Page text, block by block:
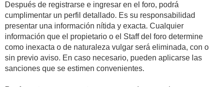
Después de registrarse e ingresar en el foro, podrá
cumplimentar un perfil detallado. Es su responsabilidad
presentar una información nítida y exacta. Cualquier
información que el propietario o el Staff del foro determine
como inexacta o de naturaleza vulgar será eliminada, con o
sin previo aviso. En caso necesario, pueden aplicarse las
sanciones que se estimen convenientes.